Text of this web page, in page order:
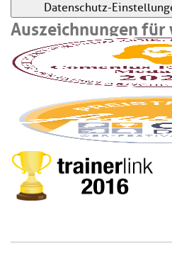
Datenschutz-
Auszeichnungen für